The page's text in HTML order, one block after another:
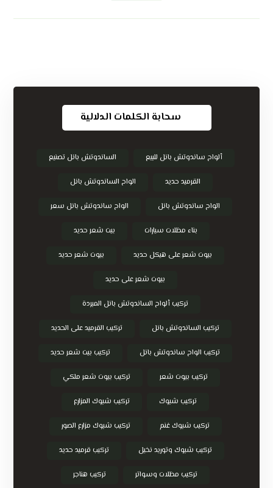
سحابة الكلمات الدلالية
ألواح ساندوتش بانل للبيع الساندوتش بانل تصنيع
القرميد حديد الواح الساندوتش بانل
الواح ساندوتش بانل الواح ساندوتش بانل سعر
بناء مظلات سيارات بيت شعر حديد
بيوت شعر على هيكل حديد بيوت شعر حديد
بيوت شعر على حديد
تركيب ألواح الساندوتش بانل المبردة
تركيب الساندوتش بانل تركيب القرميد على الحديد
تركيب الواح ساندوتش بانل تركيب بيت شعر حديد
تركيب بيوت شعر تركيب بيوت شعر ملكي
تركيب شبوك تركيب شبوك المزارع
تركيب شبوك غنم تركيب شبوك مزارع الصور
تركيب شبوك وتوريد نخيل تركيب قرميد حديد
تركيب مظلات وسواتر تركيب هناجر